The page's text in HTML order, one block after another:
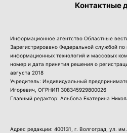
Контактные
Информационное агентство Областные
Зарегистрировано Федеральной службой по
информационных технологий и массовых
номер и дата принятия решения о
августа 2018
Учредитель: Индивидуальный
Игоревич, ОГРНИП 308345929800026
Главный редактор: Альбова Екатерина
Адрес редакции: 400131, г. Волгоград, ул.